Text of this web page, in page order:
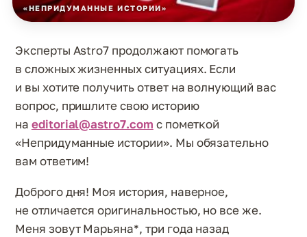
«НЕПРИДУМАННЫЕ ИСТОРИИ»
Эксперты Astro7 продолжают помогать
в сложных жизненных ситуациях. Если
и вы хотите получить ответ на волнующий вас
вопрос, пришлите свою историю
на editorial@astro7.com с пометкой
«Непридуманные истории». Мы обязательно
вам ответим!
Доброго дня! Моя история, наверное,
не отличается оригинальностью, но все же.
Меня зовут Марьяна*, три года назад